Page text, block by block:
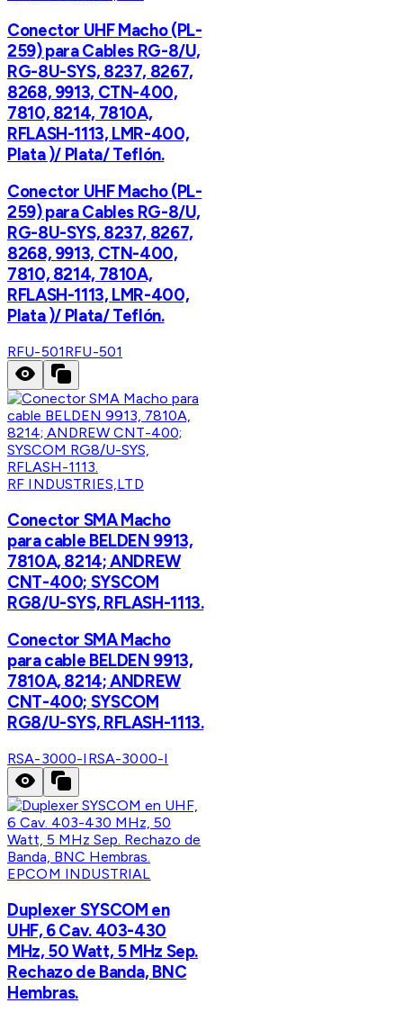
Conector UHF Macho (PL-
259) para Cables RG-8/U,
RG-8U-SYS, 8237, 8267,
8268, 9913, CTN-400,
7810, 8214, 7810A,
RFLASH-1113, LMR-400,
Plata )/ Plata/ Teflón.
Conector UHF Macho (PL-
259) para Cables RG-8/U,
RG-8U-SYS, 8237, 8267,
8268, 9913, CTN-400,
7810, 8214, 7810A,
RFLASH-1113, LMR-400,
Plata )/ Plata/ Teflón.
RFU-501RFU-501
RF INDUSTRIES,LTD
Conector SMA Macho
para cable BELDEN 9913,
7810A, 8214; ANDREW
CNT-400; SYSCOM
RG8/U-SYS, RFLASH-1113.
Conector SMA Macho
para cable BELDEN 9913,
7810A, 8214; ANDREW
CNT-400; SYSCOM
RG8/U-SYS, RFLASH-1113.
RSA-3000-I RSA-3000-I
EPCOM INDUSTRIAL
Duplexer SYSCOM en
UHF, 6 Cav. 403-430
MHz, 50 Watt, 5 MHz Sep.
Rechazo de Banda, BNC
Hembras.